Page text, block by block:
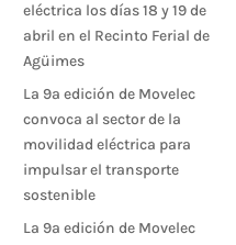
eléctrica los días 18 y 19 de
abril en el Recinto Ferial de
Agüimes
La 9ª edición de Movelec
convoca al sector de la
movilidad eléctrica para
impulsar el transporte
sostenible
La 9ª edición de Movelec